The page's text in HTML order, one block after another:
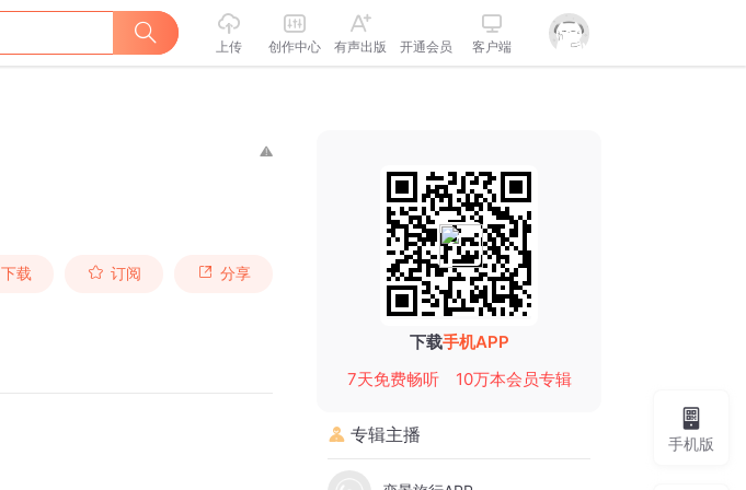
上传 创作中心 有声出版 开通会员 客户端
下载 订阅 分享
下载手机APP
7天免费畅听
10万本会员专辑
专辑主播 手机版